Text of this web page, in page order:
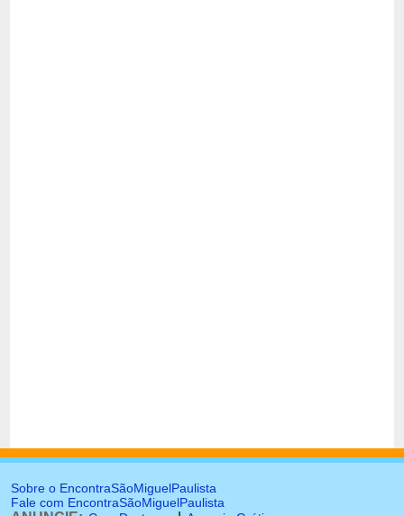
Sobre o EncontraSãoMiguelPaulista
Fale com EncontraSãoMiguelPaulista